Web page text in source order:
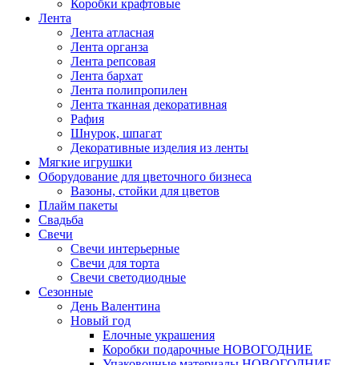
Коробки крафтовые
Лента
Лента атласная
Лента органза
Лента репсовая
Лента бархат
Лента полипропилен
Лента тканная декоративная
Рафия
Шнурок, шпагат
Декоративные изделия из ленты
Мягкие игрушки
Оборудование для цветочного бизнеса
Вазоны, стойки для цветов
Плайм пакеты
Свадьба
Свечи
Свечи интерьерные
Свечи для торта
Свечи светодиодные
Сезонные
День Валентина
Новый год
Елочные украшения
Коробки подарочные НОВОГОДНИЕ